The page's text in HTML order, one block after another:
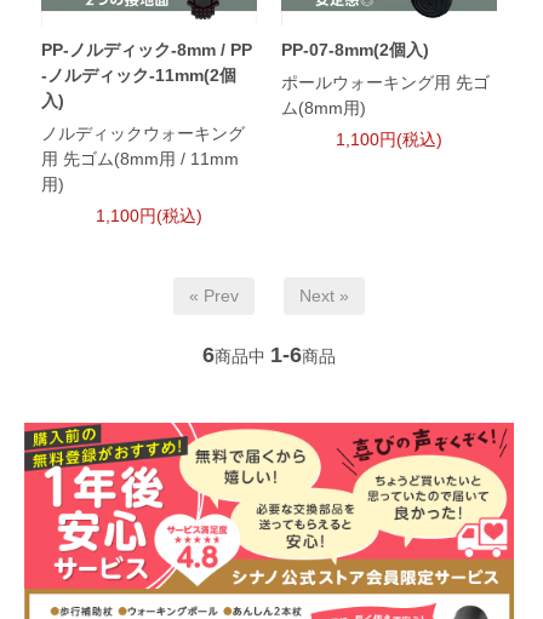
PP-ノルディック-8mm / PP
-ノルディック-11mm(2個
入)
ノルディックウォーキング
用 先ゴム(8mm用 / 11mm
用)
1,100円(税込)
PP-07-8mm(2個入)
ポールウォーキング用 先ゴ
ム(8mm用)
1,100円(税込)
« Prev Next »
6商品中 1-6商品